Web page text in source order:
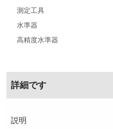
測定工具
水準器
高精度水準器
詳細です
説明